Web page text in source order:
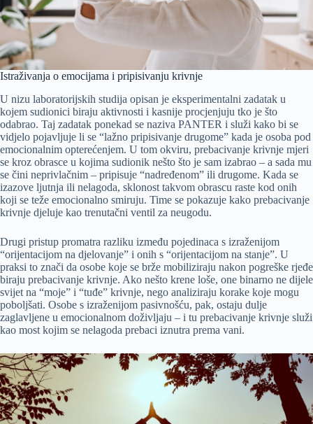
Istraživanja o emocijama i pripisivanju krivnje
U nizu laboratorijskih studija opisan je eksperimentalni zadatak u
kojem sudionici biraju aktivnosti i kasnije procjenjuju tko je što
odabrao. Taj zadatak ponekad se naziva PANTER i služi kako bi se
vidjelo pojavljuje li se “lažno pripisivanje drugome” kada je osoba pod
emocionalnim opterećenjem. U tom okviru, prebacivanje krivnje mjeri
se kroz obrasce u kojima sudionik nešto što je sam izabrao – a sada mu
se čini neprivlačnim – pripisuje “nadređenom” ili drugome. Kada se
izazove ljutnja ili nelagoda, sklonost takvom obrascu raste kod onih
koji se teže emocionalno smiruju. Time se pokazuje kako prebacivanje
krivnje djeluje kao trenutačni ventil za neugodu.
Drugi pristup promatra razliku između pojedinaca s izraženijom
“orijentacijom na djelovanje” i onih s “orijentacijom na stanje”. U
praksi to znači da osobe koje se brže mobiliziraju nakon pogreške rjeđe
biraju prebacivanje krivnje. Ako nešto krene loše, one binarno ne dijele
svijet na “moje” i “tuđe” krivnje, nego analiziraju korake koje mogu
poboljšati. Osobe s izraženijom pasivnošću, pak, ostaju dulje
zaglavljene u emocionalnom doživljaju – i tu prebacivanje krivnje služi
kao most kojim se nelagoda prebaci iznutra prema vani.